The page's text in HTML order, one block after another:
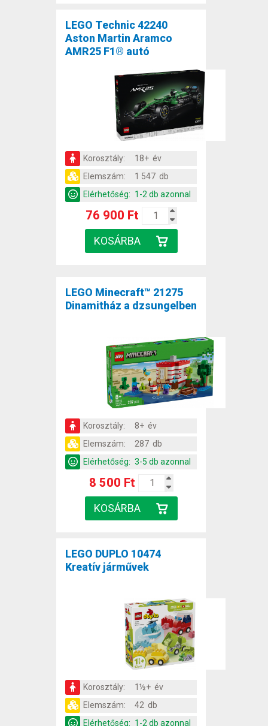
LEGO Technic 42240
Aston Martin Aramco
AMR25 F1® autó
Korosztály:
18+ év
Elemszám:
1 547 db
Elérhetőség: 1-2 db azonnal
76 900 Ft
LEGO Minecraft™ 21275
Dinamitház a dzsungelben
Korosztály:
8+ év
Elemszám:
287 db
Elérhetőség: 3-5 db azonnal
8 500 Ft
LEGO DUPLO 10474
Kreatív járművek
Korosztály:
1½+ év
Elemszám:
42 db
Elérhetőség: 1-2 db azonnal